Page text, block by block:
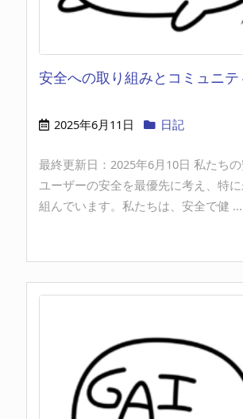
安全への取り組みとコミュニ
2025年6月11日 日記
最終更新日：2025年6月10日 私たち
ユーザーの安全を最優先に考え、特
組んでいます。私たちは、安全で健 ...